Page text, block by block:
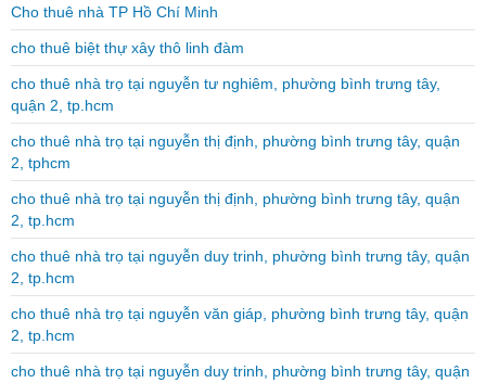
Cho thuê nhà TP Hồ Chí Minh
cho thuê biệt thự xây thô linh đàm
cho thuê nhà trọ tại nguyễn tư nghiêm, phường bình trưng tây,
quận 2, tp.hcm
cho thuê nhà trọ tại nguyễn thị định, phường bình trưng tây, quận
2, tphcm
cho thuê nhà trọ tại nguyễn thị định, phường bình trưng tây, quận
2, tp.hcm
cho thuê nhà trọ tại nguyễn duy trinh, phường bình trưng tây, quận
2, tp.hcm
cho thuê nhà trọ tại nguyễn văn giáp, phường bình trưng tây, quận
2, tp.hcm
cho thuê nhà trọ tại nguyễn duy trinh, phường bình trưng tây, quận